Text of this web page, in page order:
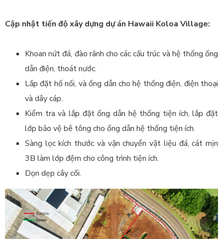
Cập nhật tiến độ xây dựng dự án Hawaii Koloa Village:
Khoan nứt đá, đào rãnh cho các cấu trúc và hệ thống ống
dẫn điện, thoát nước.
Lắp đặt hố nối, và ống dẫn cho hệ thống điện, điện thoại
và dây cáp.
Kiểm tra và lắp đặt ống dẫn hệ thống tiện ích, lắp đặt
lớp bảo vệ bê tông cho ống dẫn hệ thống tiện ích.
Sàng lọc kích thước và vận chuyển vật liệu đá, cát mịn
3B làm lớp đệm cho công trình tiện ích.
Dọn dẹp cây cối.